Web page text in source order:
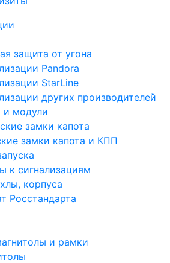
защита от угона
Pandora
StarLine
других производителей
и модули
замки капота
замки капота и КПП
к сигнализациям
корпуса
Росстандарта
и рамки